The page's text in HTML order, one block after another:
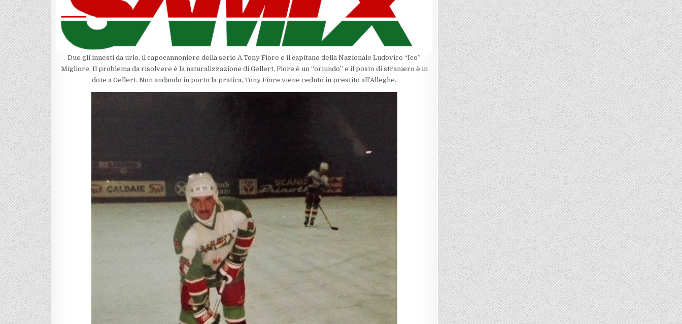
Due gli innesti da urlo, il capocannoniere della serie A Tony Fiore e il capitano della Nazionale Ludovico “Ico”
Migliore. Il problema da risolvere è la naturalizzazione di Gellert, Fiore è un “oriundo” e il posto di straniero è in
dote a Gellert. Non andando in porto la pratica, Tony Fiore viene ceduto in prestito all’Alleghe.